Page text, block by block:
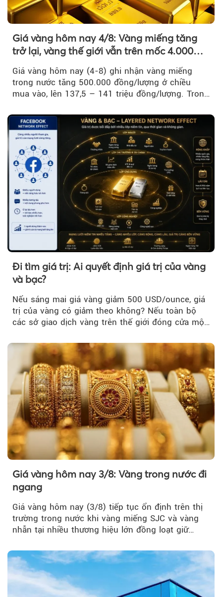
Giá vàng hôm nay 4/8: Vàng miếng tăng
trở lại, vàng thế giới vẫn trên mốc 4.000
Giá vàng hôm nay (4-8) ghi nhận vàng miếng
trong nước tăng 500.000 đồng/lượng ở chiều
mua vào, lên 137,5 – 141 triệu đồng/lượng. Trong
trì trên ngưỡng 4.000 USD/ounce.
Đi tìm giá trị: Ai quyết định giá trị của vàng
và bạc?
Nếu sáng mai giá vàng giảm 500 USD/ounce, giá
trị của vàng có giảm theo không? Nếu toàn bộ
các sở giao dịch vàng trên thế giới đóng cửa một
Giá vàng hôm nay 3/8: Vàng trong nước đi
ngang
Giá vàng hôm nay (3/8) tiếp tục ổn định trên thị
trường trong nước khi vàng miếng SJC và vàng
nhẫn tại nhiều thương hiệu lớn đồng loạt giữ